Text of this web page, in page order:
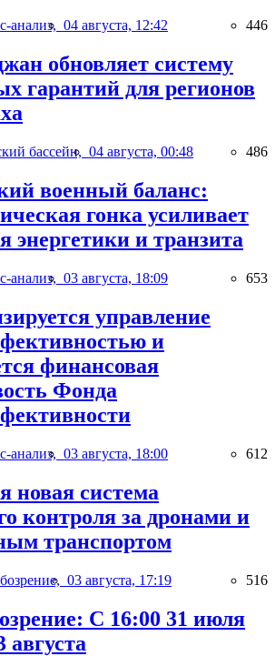
анализ, 04 августа, 12:42 446
обновляет систему
гарантий для регионов
бассейн, 04 августа, 00:48 486
военный баланс:
гонка усиливает
энергетики и транзита
анализ, 03 августа, 18:09 653
управление
и
финансовая
Фонда
анализ, 03 августа, 18:00 612
новая система
контроля за дронами и
транспортом
03 августа, 17:19 516
С 16:00 31 июля
августа